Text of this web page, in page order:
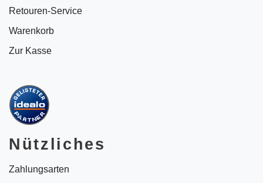
Retouren-Service
Warenkorb
Zur Kasse
Nützliches
Zahlungsarten